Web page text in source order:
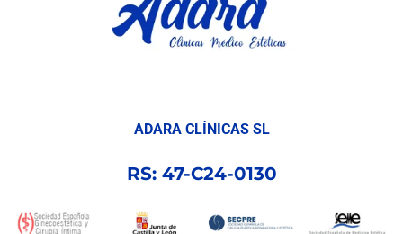
ADARA CLÍNICAS SL
RS: 47-C24-0130